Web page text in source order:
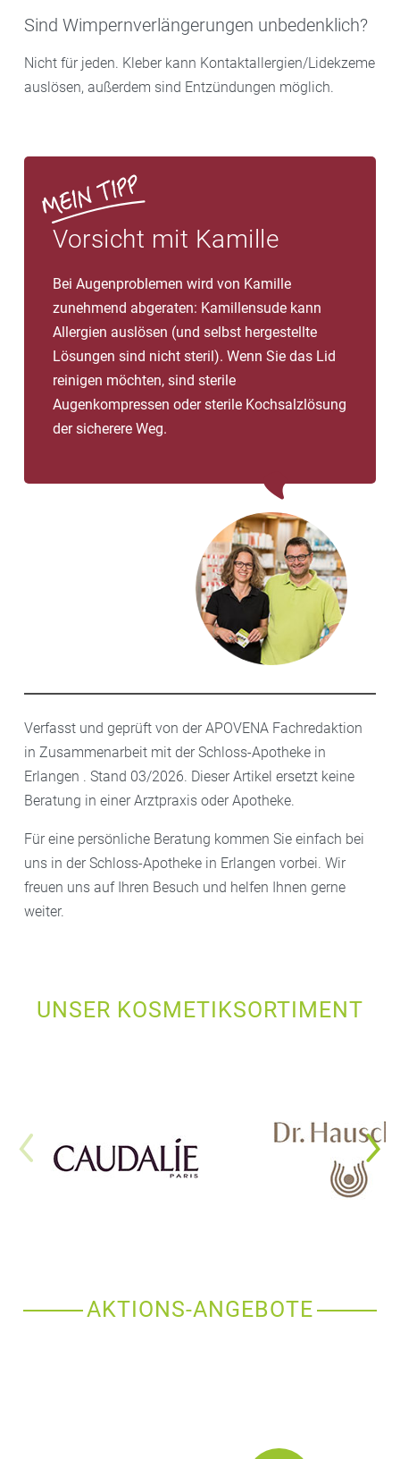
Sind Wimpernverlängerungen unbedenklich?
Nicht für jeden. Kleber kann Kontaktallergien/Lidekzeme
auslösen, außerdem sind Entzündungen möglich.
Vorsicht mit Kamille
Bei Augenproblemen wird von Kamille
zunehmend abgeraten: Kamillensude kann
Allergien auslösen (und selbst hergestellte
Lösungen sind nicht steril). Wenn Sie das Lid
reinigen möchten, sind sterile
Augenkompressen oder sterile Kochsalzlösung
der sicherere Weg.
Verfasst und geprüft von der APOVENA Fachredaktion
in Zusammenarbeit mit der Schloss-Apotheke in
Erlangen . Stand 03/2026. Dieser Artikel ersetzt keine
Beratung in einer Arztpraxis oder Apotheke.
Für eine persönliche Beratung kommen Sie einfach bei
uns in der Schloss-Apotheke in Erlangen vorbei. Wir
freuen uns auf Ihren Besuch und helfen Ihnen gerne
weiter.
UNSER KOSMETIKSORTIMENT
AKTIONS-ANGEBOTE